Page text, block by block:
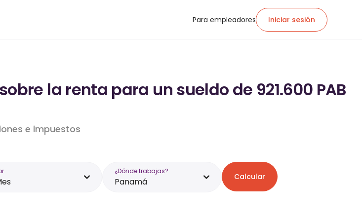
Para empleadores Iniciar sesión
la renta para un sueldo de 921.600 PAB
e impuestos
¿Dónde trabajas?
Panamá Calcular